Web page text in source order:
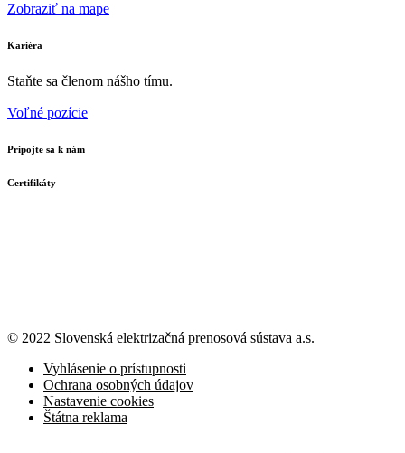
Zobraziť na mape
Kariéra
Staňte sa členom nášho tímu.
Voľné pozície
Pripojte sa k nám
Certifikáty
© 2022 Slovenská elektrizačná prenosová sústava a.s.
Vyhlásenie o prístupnosti
Ochrana osobných údajov
Nastavenie cookies
Štátna reklama